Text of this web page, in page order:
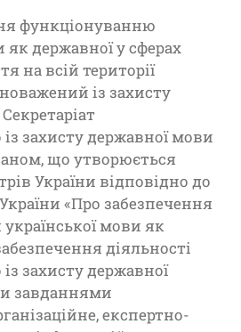
функціонуванню
як державної у сферах
на всій території
із захисту
захисту державної мови
що утворюється
України відповідно до
«Про забезпечення
мови як
діяльності
захисту державної
завданнями
експертно-